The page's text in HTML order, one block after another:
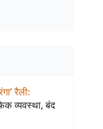
रैली:
व्यवस्था, बंद